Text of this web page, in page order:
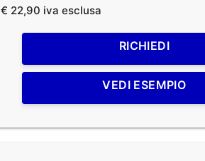
€ 22,90 iva esclusa
RICHIEDI
VEDI ESEMPIO